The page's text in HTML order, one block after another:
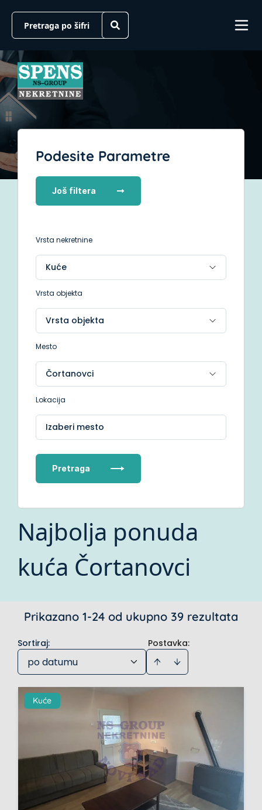
Podesite Parametre
Još filtera
Vrsta nekretnine
Vrsta objekta
Mesto
Lokacija
Izaberi mesto
Pretraga
Najbolja ponuda
kuća Čortanovci
Prikazano 1-24 od ukupno 39 rezultata
Postavka:
Sortiraj:
po datumu
Kuće